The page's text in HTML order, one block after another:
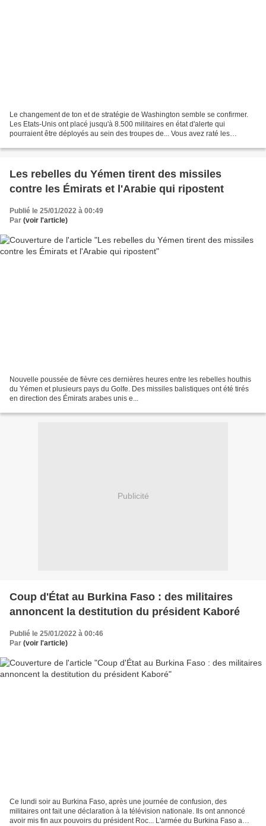
Le changement de ton et de stratégie de Washington semble se confirmer.
Les Etats-Unis ont placé jusqu'à 8.500 militaires en état d'alerte qui
pourraient être déployés au sein des troupes de... Vous avez raté les
Les rebelles du Yémen tirent des missiles
contre les Émirats et l'Arabie qui ripostent
Publié le 25/01/2022 à 00:49
Par (voir l'article)
Nouvelle poussée de fièvre ces dernières heures entre les rebelles houthis
du Yémen et plusieurs pays du Golfe. Des missiles balistiques ont été tirés
en direction des Émirats arabes unis e...
Publicité
Coup d'État au Burkina Faso : des militaires
annoncent la destitution du président Kaboré
Publié le 25/01/2022 à 00:46
Par (voir l'article)
Ce lundi soir au Burkina Faso, après une journée de confusion, des
militaires ont fait une déclaration à la télévision nationale. Ils ont annoncé
avoir mis fin aux pouvoirs du président Roc... L'armée du Burkina Faso a